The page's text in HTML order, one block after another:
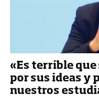
«Es terrible
por sus ideas y
nuestros